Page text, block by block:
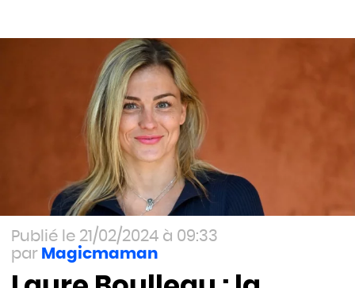
21/02/2024 à 09:33
Magicmaman